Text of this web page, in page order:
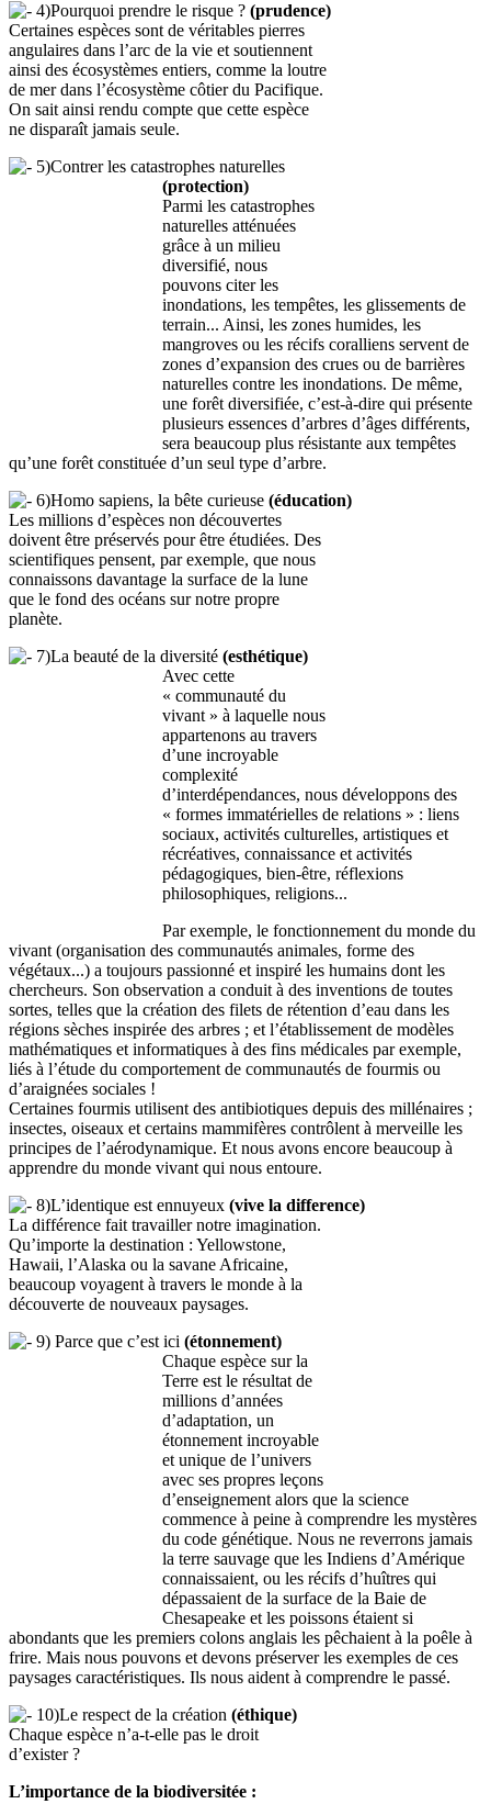
4)Pourquoi prendre le risque ? (prudence)
Certaines espèces sont de véritables pierres
angulaires dans l’arc de la vie et soutiennent
ainsi des écosystèmes entiers, comme la loutre
de mer dans l’écosystème côtier du Pacifique.
On sait ainsi rendu compte que cette espèce
ne disparaît jamais seule.
5)Contrer les catastrophes naturelles
(protection)
Parmi les catastrophes
naturelles atténuées
grâce à un milieu
diversifié, nous
pouvons citer les
inondations, les tempêtes, les glissements de
terrain... Ainsi, les zones humides, les
mangroves ou les récifs coralliens servent de
zones d’expansion des crues ou de barrières
naturelles contre les inondations. De même,
une forêt diversifiée, c’est-à-dire qui présente
plusieurs essences d’arbres d’âges différents,
sera beaucoup plus résistante aux tempêtes
qu’une forêt constituée d’un seul type d’arbre.
6)Homo sapiens, la bête curieuse (éducation)
Les millions d’espèces non découvertes
doivent être préservés pour être étudiées. Des
scientifiques pensent, par exemple, que nous
connaissons davantage la surface de la lune
que le fond des océans sur notre propre
planète.
7)La beauté de la diversité (esthétique)
Avec cette
« communauté du
vivant » à laquelle nous
appartenons au travers
d’une incroyable
complexité
d’interdépendances, nous développons des
« formes immatérielles de relations » : liens
sociaux, activités culturelles, artistiques et
récréatives, connaissance et activités
pédagogiques, bien-être, réflexions
philosophiques, religions...
Par exemple, le fonctionnement du monde du
vivant (organisation des communautés animales, forme des
végétaux...) a toujours passionné et inspiré les humains dont les
chercheurs. Son observation a conduit à des inventions de toutes
sortes, telles que la création des filets de rétention d’eau dans les
régions sèches inspirée des arbres ; et l’établissement de modèles
mathématiques et informatiques à des fins médicales par exemple,
liés à l’étude du comportement de communautés de fourmis ou
d’araignées sociales !
Certaines fourmis utilisent des antibiotiques depuis des millénaires ;
insectes, oiseaux et certains mammifères contrôlent à merveille les
principes de l’aérodynamique. Et nous avons encore beaucoup à
apprendre du monde vivant qui nous entoure.
8)L’identique est ennuyeux (vive la difference)
La différence fait travailler notre imagination.
Qu’importe la destination : Yellowstone,
Hawaii, l’Alaska ou la savane Africaine,
beaucoup voyagent à travers le monde à la
découverte de nouveaux paysages.
9) Parce que c’est ici (étonnement)
Chaque espèce sur la
Terre est le résultat de
millions d’années
d’adaptation, un
étonnement incroyable
et unique de l’univers
avec ses propres leçons
d’enseignement alors que la science
commence à peine à comprendre les mystères
du code génétique. Nous ne reverrons jamais
la terre sauvage que les Indiens d’Amérique
connaissaient, ou les récifs d’huîtres qui
dépassaient de la surface de la Baie de
Chesapeake et les poissons étaient si
abondants que les premiers colons anglais les pêchaient à la poêle à
frire. Mais nous pouvons et devons préserver les exemples de ces
paysages caractéristiques. Ils nous aident à comprendre le passé.
10)Le respect de la création (éthique)
Chaque espèce n’a-t-elle pas le droit
d’exister ?
L’importance de la biodiversitée :